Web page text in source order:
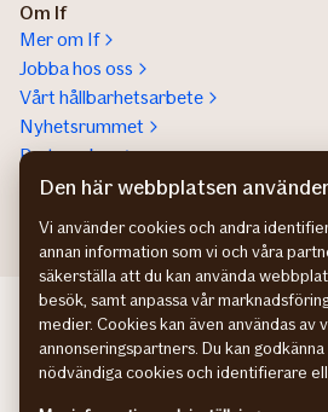
Om If
Mer om If
Jobba hos oss
Vårt hållbarhetsarbete
Nyhetsrummet
Partnerskap
Help a lot award
If Skadeforsikring
If Skadeforsikring
If
Den här webbplatsen
Vi använder cookies och andra
annan information som vi och våra
säkerställa att du kan använda
besök, samt anpassa vår
medier. Cookies kan även användas av
annonseringspartners. Du kan
nödvändiga cookies och identifierare